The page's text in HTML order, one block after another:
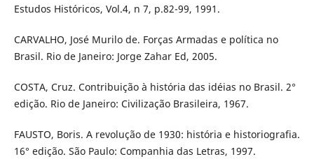
Estudos Históricos, Vol.4, n 7, p.82-99, 1991.
CARVALHO, José Murilo de. Forças Armadas e política no
Brasil. Rio de Janeiro: Jorge Zahar Ed, 2005.
COSTA, Cruz. Contribuição à história das idéias no Brasil. 2°
edição. Rio de Janeiro: Civilização Brasileira, 1967.
FAUSTO, Boris. A revolução de 1930: história e historiografia.
16° edição. São Paulo: Companhia das Letras, 1997.